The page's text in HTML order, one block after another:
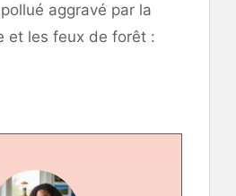
aggravé par la
et les feux de forêt :